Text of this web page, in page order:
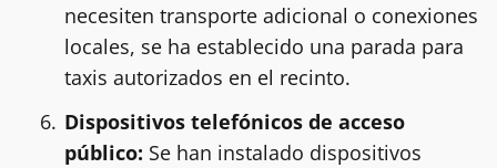
necesiten transporte adicional o conexiones
locales, se ha establecido una parada para
taxis autorizados en el recinto.
Dispositivos telefónicos de acceso
público: Se han instalado dispositivos